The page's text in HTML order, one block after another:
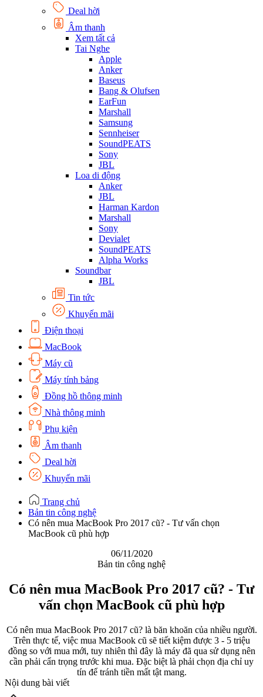
Deal hời
Âm thanh
Xem tất cả
Tai Nghe
Apple
Anker
Baseus
Bang & Olufsen
EarFun
Marshall
Samsung
Sennheiser
SoundPEATS
Sony
JBL
Loa di động
Anker
JBL
Harman Kardon
Marshall
Sony
Devialet
SoundPEATS
Alpha Works
Soundbar
JBL
Tin tức
Khuyến mãi
Điện thoại
MacBook
Máy cũ
Máy tính bảng
Đồng hồ thông minh
Nhà thông minh
Phụ kiện
Âm thanh
Deal hời
Khuyến mãi
Trang chủ
Bản tin công nghệ
Có nên mua MacBook Pro 2017 cũ? - Tư vấn chọn
MacBook cũ phù hợp
06/11/2020
Bản tin công nghệ
Có nên mua MacBook Pro 2017 cũ? - Tư
vấn chọn MacBook cũ phù hợp
Có nên mua MacBook Pro 2017 cũ? là băn khoăn của nhiều người.
Trên thực tế, việc mua MacBook cũ sẽ tiết kiệm được 3 - 5 triệu
đồng so với mua mới, tuy nhiên thì đây là máy đã qua sử dụng nên
cần phải cẩn trọng trước khi mua. Đặc biệt là phải chọn địa chỉ uy
tín để tránh tiền mất tật mang.
Nội dung bài viết